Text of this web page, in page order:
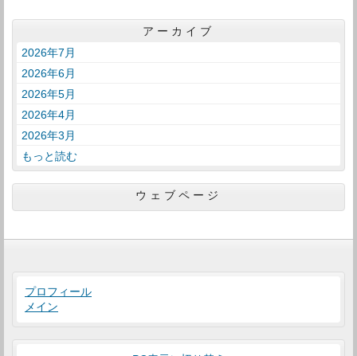
アーカイブ
2026年7月
2026年6月
2026年5月
2026年4月
2026年3月
もっと読む
ウェブページ
プロフィール
メイン